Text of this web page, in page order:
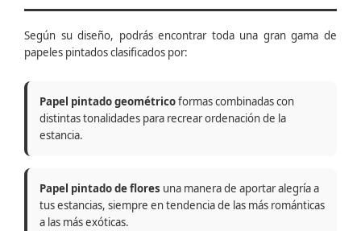
Según su diseño, podrás encontrar toda una gran gama de
papeles pintados clasificados por:
Papel pintado geométricoformas combinadas con
distintas tonalidades para recrear ordenación de la
estancia.
Papel pintado de flores una manera de aportar alegría a
tus estancias, siempre en tendencia de las más románticas
a las más exóticas.